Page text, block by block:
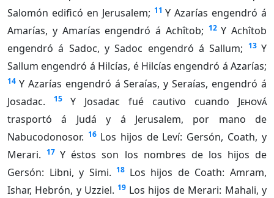
Salomón edificó en Jerusalem; 11 Y Azarías engendró á
Amarías, y Amarías engendró á Achîtob; 12 Y Achîtob
engendró á Sadoc, y Sadoc engendró á Sallum; 13 Y
Sallum engendró á Hilcías, é Hilcías engendró á Azarías;
14 Y Azarías engendró á Seraías, y Seraías, engendró á
Josadac.
15 Y Josadac fué cautivo cuando Jehová
trasportó á Judá y á Jerusalem, por mano de
Nabucodonosor. 16 Los hijos de Leví: Gersón, Coath, y
Merari. 17 Y éstos son los nombres de los hijos de
Gersón: Libni, y Simi. 18 Los hijos de Coath: Amram,
Ishar, Hebrón, y Uzziel. 19 Los hijos de Merari: Mahali, y